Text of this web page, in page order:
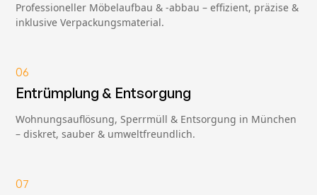
Professioneller Möbelaufbau & -abbau – effizient, präzise &
inklusive Verpackungsmaterial.
06
Entrümplung & Entsorgung
Wohnungsauflösung, Sperrmüll & Entsorgung in München
– diskret, sauber & umweltfreundlich.
07